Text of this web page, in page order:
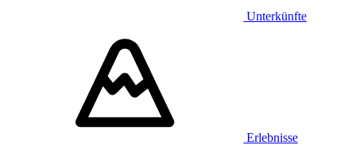
Unterkünfte
Erlebnisse